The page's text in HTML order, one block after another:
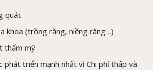
quát
khoa (trồng răng, niềng răng…)
thẩm mỹ
phát triển mạnh nhất vì Chi phí thấp và